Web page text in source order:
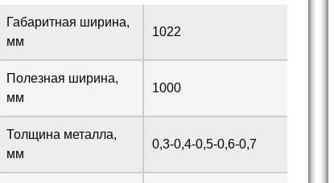
Габаритная ширина,
мм
1022
Полезная ширина,
мм
1000
Толщина металла,
мм
0,3-0,4-0,5-0,6-0,7